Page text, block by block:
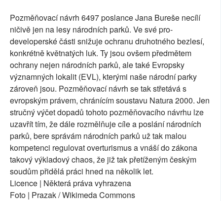
Pozměňovací návrh 6497 poslance Jana Bureše necílí
ničivě jen na lesy národních parků. Ve své pro-
developerské části snižuje ochranu druhotného bezlesí,
konkrétně květnatých luk. Ty jsou ovšem předmětem
ochrany nejen národních parků, ale také Evropsky
významných lokalit (EVL), kterými naše národní parky
zároveň jsou. Pozměňovací návrh se tak střetává s
evropským právem, chránícím soustavu Natura 2000. Jen
stručný výčet dopadů tohoto pozměňovacího návrhu lze
uzavřít tím, že dále rozmělňuje cíle a poslání národních
parků, bere správám národních parků už tak malou
kompetenci regulovat overturismus a vnáší do zákona
takový výkladový chaos, že již tak přetíženým českým
soudům přidělá práci hned na několik let.
Licence | Některá práva vyhrazena
Foto | Prazak / Wikimeda Commons